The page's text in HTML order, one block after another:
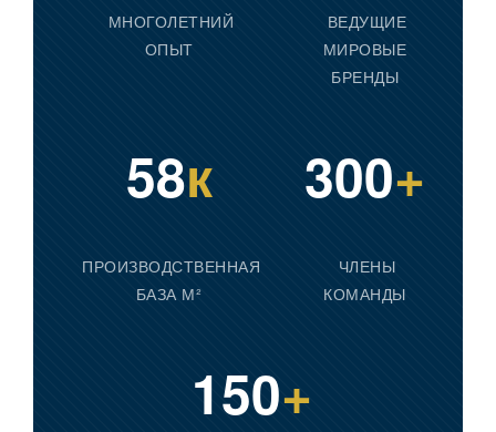
МНОГОЛЕТНИЙ
ОПЫТ
ВЕДУЩИЕ
МИРОВЫЕ
БРЕНДЫ
58к
ПРОИЗВОДСТВЕННАЯ
БАЗА М²
300+
ЧЛЕНЫ
КОМАНДЫ
150+